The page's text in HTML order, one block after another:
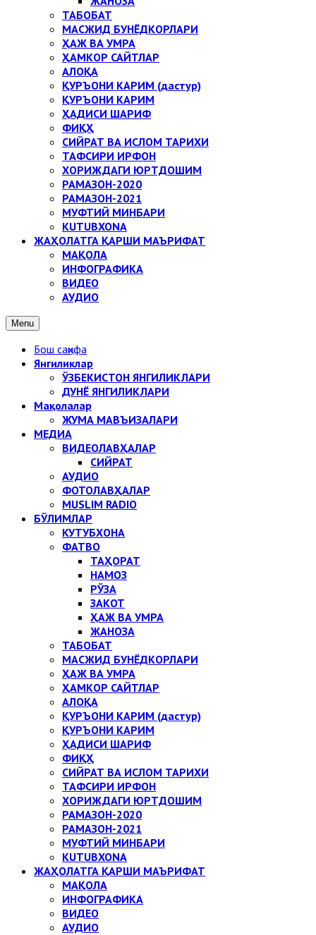
ТАБОБАТ
МАСЖИД БУНЁДКОРЛАРИ
ҲАЖ ВА УМРА
ҲАМКОР САЙТЛАР
АЛОҚА
ҚУРЪОНИ КАРИМ (дастур)
ҚУРЪОНИ КАРИМ
ҲАДИСИ ШАРИФ
ФИҚҲ
СИЙРАТ ВА ИСЛОМ ТАРИХИ
ТАФСИРИ ИРФОН
ХОРИЖДАГИ ЮРТДОШИМ
РАМАЗОН-2020
РАМАЗОН-2021
МУФТИЙ МИНБАРИ
KUTUBXONA
ЖАҲОЛАТГА ҚАРШИ МАЪРИФАТ
МАҚОЛА
ИНФОГРАФИКА
ВИДЕО
АУДИО
Menu
Бош саҳифа
Янгиликлар
ЎЗБЕКИСТОН ЯНГИЛИКЛАРИ
ДУНЁ ЯНГИЛИКЛАРИ
Мақолалар
ЖУМА МАВЪИЗАЛАРИ
МЕДИА
ВИДЕОЛАВҲАЛАР
СИЙРАТ
АУДИО
ФОТОЛАВҲАЛАР
MUSLIM RADIO
БЎЛИМЛАР
КУТУБХОНА
ФАТВО
ТАҲОРАТ
НАМОЗ
РЎЗА
ЗАКОТ
ҲАЖ ВА УМРА
ЖАНОЗА
ТАБОБАТ
МАСЖИД БУНЁДКОРЛАРИ
ҲАЖ ВА УМРА
ҲАМКОР САЙТЛАР
АЛОҚА
ҚУРЪОНИ КАРИМ (дастур)
ҚУРЪОНИ КАРИМ
ҲАДИСИ ШАРИФ
ФИҚҲ
СИЙРАТ ВА ИСЛОМ ТАРИХИ
ТАФСИРИ ИРФОН
ХОРИЖДАГИ ЮРТДОШИМ
РАМАЗОН-2020
РАМАЗОН-2021
МУФТИЙ МИНБАРИ
KUTUBXONA
ЖАҲОЛАТГА ҚАРШИ МАЪРИФАТ
МАҚОЛА
ИНФОГРАФИКА
ВИДЕО
АУДИО